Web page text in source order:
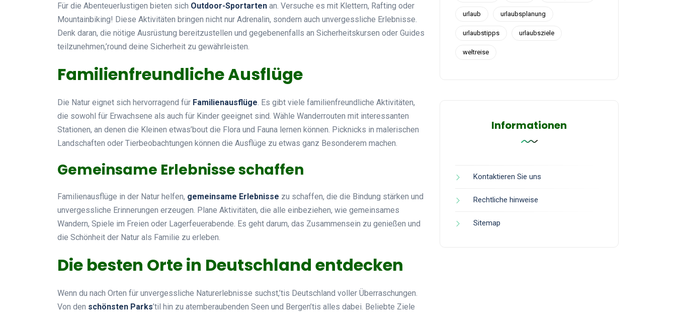
Für die Abenteuerlustigen bieten sich Outdoor-Sportarten an. Versuche es mit Klettern, Rafting oder
Mountainbiking! Diese Aktivitäten bringen nicht nur Adrenalin, sondern auch unvergessliche Erlebnisse.
Denk daran, die nötige Ausrüstung bereitzustellen und gegebenenfalls an Sicherheitskursen oder Guides
teilzunehmen,’round deine Sicherheit zu gewährleisten.
Familienfreundliche Ausflüge
Die Natur eignet sich hervorragend für Familienausflüge. Es gibt viele familienfreundliche Aktivitäten,
die sowohl für Erwachsene als auch für Kinder geeignet sind. Wähle Wanderrouten mit interessanten
Stationen, an denen die Kleinen etwas’bout die Flora und Fauna lernen können. Picknicks in malerischen
Landschaften oder Tierbeobachtungen können die Ausflüge zu etwas ganz Besonderem machen.
Gemeinsame Erlebnisse schaffen
Familienausflüge in der Natur helfen, gemeinsame Erlebnisse zu schaffen, die die Bindung stärken und
unvergessliche Erinnerungen erzeugen. Plane Aktivitäten, die alle einbeziehen, wie gemeinsames
Wandern, Spiele im Freien oder Lagerfeuerabende. Es geht darum, das Zusammensein zu genießen und
die Schönheit der Natur als Familie zu erleben.
Die besten Orte in Deutschland entdecken
Wenn du nach Orten für unvergessliche Naturerlebnisse suchst,’tis Deutschland voller Überraschungen.
Von den schönsten Parks’til hin zu atemberaubenden Seen und Bergen’tis alles dabei. Beliebte Ziele
urlaub urlaubsplanung
urlaubstipps urlaubsziele
weltreise
Informationen
Kontaktieren Sie uns
Rechtliche hinweise
Sitemap